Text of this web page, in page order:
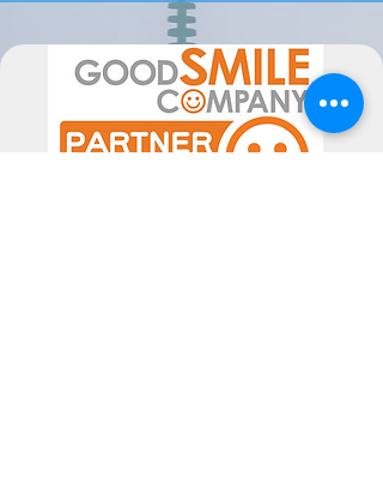
A data de chegada pode sofrer
alterações, dependentes do
fornecedor, pelo poderão ser
alteradas as mesmas consoante a
disponibilidade. Poderiam ocorrer
atrasos superiores ao previsto, não